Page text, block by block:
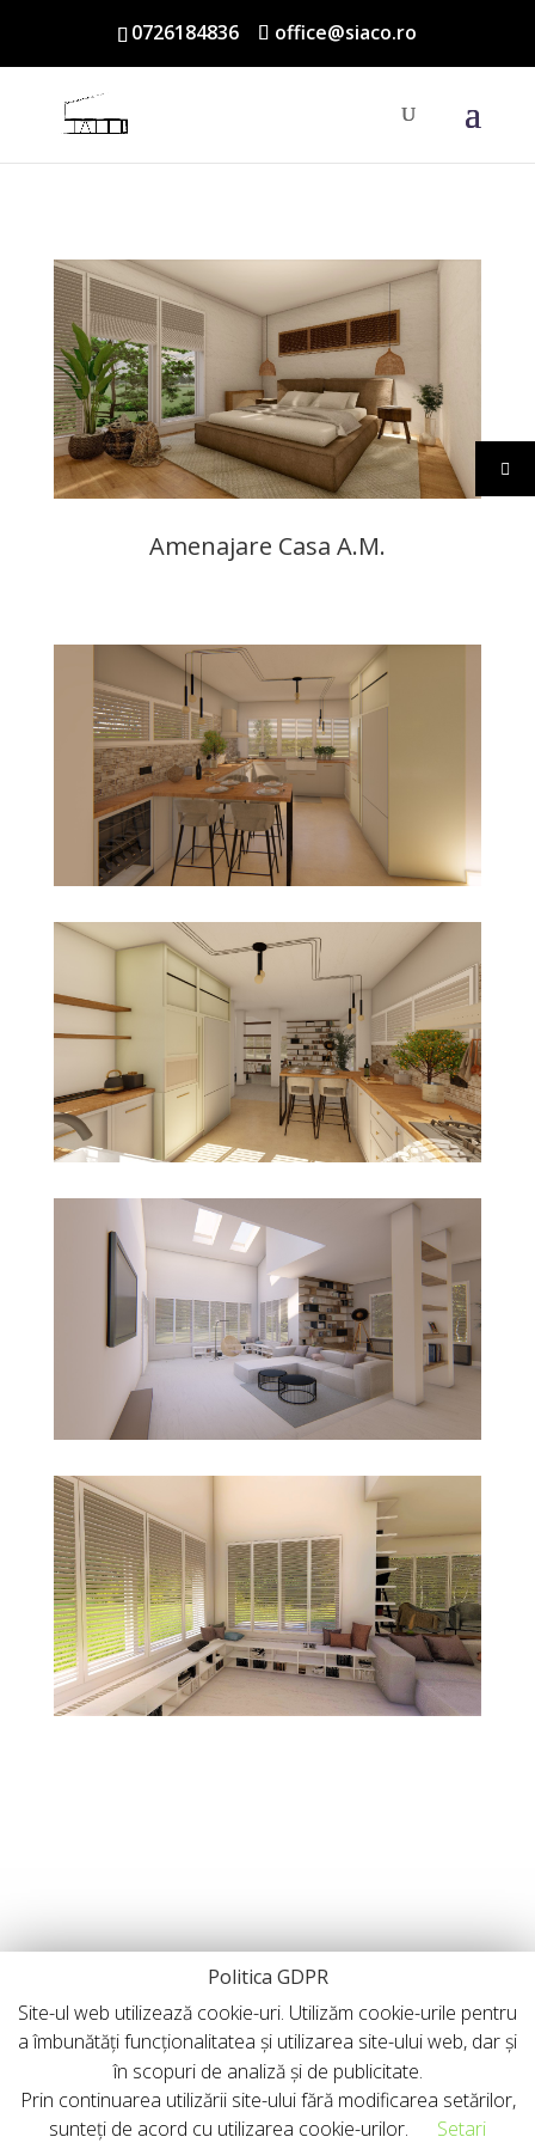
0726184836 office@siaco.ro
Amenajare Casa A.M.
Politica GDPR
Site-ul web utilizează cookie-uri. Utilizăm cookie-urile pentru
a îmbunătăți funcționalitatea și utilizarea site-ului web, dar și
în scopuri de analiză și de publicitate.
Prin continuarea utilizării site-ului fără modificarea setărilor,
sunteți de acord cu utilizarea cookie-urilor.
Setari